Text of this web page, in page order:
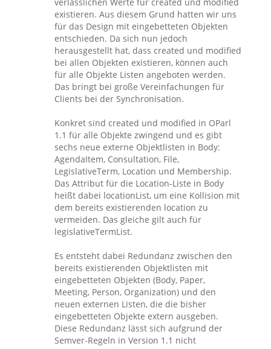
existieren. Aus diesem Grund hatten wir uns
für das Design mit eingebetteten Objekten
entschieden. Da sich nun jedoch
herausgestellt hat, dass created und modified
bei allen Objekten existieren, können auch
für alle Objekte Listen angeboten werden.
Das bringt bei große Vereinfachungen für
Clients bei der Synchronisation.
Konkret sind created und modified in OParl
1.1 für alle Objekte zwingend und es gibt
sechs neue externe Objektlisten in Body:
AgendaItem, Consultation, File,
LegislativeTerm, Location und Membership.
Das Attribut für die Location-Liste in Body
heißt dabei locationList, um eine Kollision mit
dem bereits existierenden location zu
vermeiden. Das gleiche gilt auch für
legislativeTermList.
Es entsteht dabei Redundanz zwischen den
bereits existierenden Objektlisten mit
eingebetteten Objekten (Body, Paper,
Meeting, Person, Organization) und den
neuen externen Listen, die die bisher
eingebetteten Objekte extern ausgeben.
Diese Redundanz lässt sich aufgrund der
Semver-Regeln in Version 1.1 nicht